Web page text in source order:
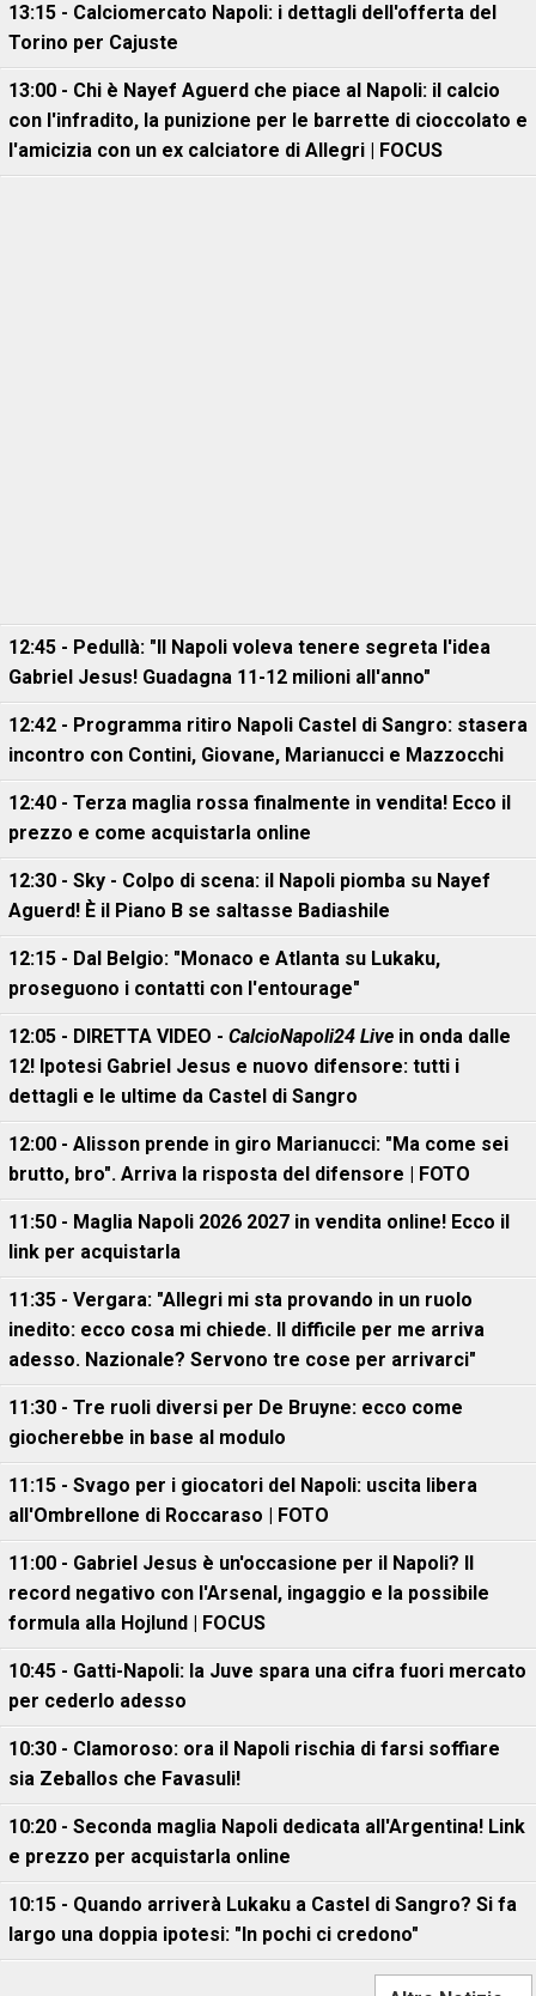
13:15 - Calciomercato Napoli: i dettagli dell'offerta del
Torino per Cajuste
13:00 - Chi è Nayef Aguerd che piace al Napoli: il calcio
con l'infradito, la punizione per le barrette di cioccolato e
l'amicizia con un ex calciatore di Allegri | FOCUS
12:45 - Pedullà: "Il Napoli voleva tenere segreta l'idea
Gabriel Jesus! Guadagna 11-12 milioni all'anno"
12:42 - Programma ritiro Napoli Castel di Sangro: stasera
incontro con Contini, Giovane, Marianucci e Mazzocchi
12:40 - Terza maglia rossa finalmente in vendita! Ecco il
prezzo e come acquistarla online
12:30 - Sky - Colpo di scena: il Napoli piomba su Nayef
Aguerd! È il Piano B se saltasse Badiashile
12:15 - Dal Belgio: "Monaco e Atlanta su Lukaku,
proseguono i contatti con l'entourage"
12:05 - DIRETTA VIDEO - CalcioNapoli24 Live in onda dalle
12! Ipotesi Gabriel Jesus e nuovo difensore: tutti i
dettagli e le ultime da Castel di Sangro
12:00 - Alisson prende in giro Marianucci: "Ma come sei
brutto, bro". Arriva la risposta del difensore | FOTO
11:50 - Maglia Napoli 2026 2027 in vendita online! Ecco il
link per acquistarla
11:35 - Vergara: "Allegri mi sta provando in un ruolo
inedito: ecco cosa mi chiede. Il difficile per me arriva
adesso. Nazionale? Servono tre cose per arrivarci"
11:30 - Tre ruoli diversi per De Bruyne: ecco come
giocherebbe in base al modulo
11:15 - Svago per i giocatori del Napoli: uscita libera
all'Ombrellone di Roccaraso | FOTO
11:00 - Gabriel Jesus è un'occasione per il Napoli? Il
record negativo con l'Arsenal, ingaggio e la possibile
formula alla Hojlund | FOCUS
10:45 - Gatti-Napoli: la Juve spara una cifra fuori mercato
per cederlo adesso
10:30 - Clamoroso: ora il Napoli rischia di farsi soffiare
sia Zeballos che Favasuli!
10:20 - Seconda maglia Napoli dedicata all'Argentina! Link
e prezzo per acquistarla online
10:15 - Quando arriverà Lukaku a Castel di Sangro? Si fa
largo una doppia ipotesi: "In pochi ci credono"